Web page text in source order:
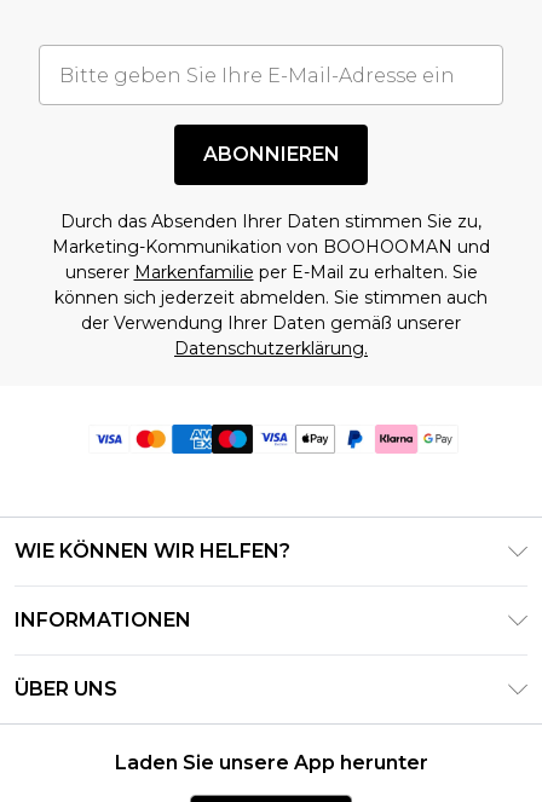
ABONNIEREN
Durch das Absenden Ihrer Daten stimmen Sie zu,
Marketing-Kommunikation von BOOHOOMAN und
unserer Markenfamilie per E-Mail zu erhalten. Sie
können sich jederzeit abmelden. Sie stimmen auch
der Verwendung Ihrer Daten gemäß unserer
Datenschutzerklärung.
WIE KÖNNEN WIR HELFEN?
Meine Bestellung verfolgen & zurücksenden
Lieferoptionen
Rückgaberecht – Aktualisiert Mai 2026
INFORMATIONEN
Geschäftsbedingungen – Aktualisiert Juni 2026
Geschenkkarten-Guthaben
ÜBER UNS
Laden Sie unsere App herunter